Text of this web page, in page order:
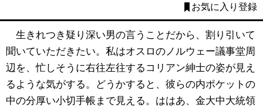
お気に入り登録
生きれつき疑り深い男の言うことだから、割り引いて
聞いていただきたい。私はオスロのノルウェー議事堂周
辺を、忙しそうに右往左往するコリアン紳士の姿が見え
るような気がする。どうかすると、彼らの内ポケットの
中の分厚い小切手帳まで見える。ははあ、金大中大統領